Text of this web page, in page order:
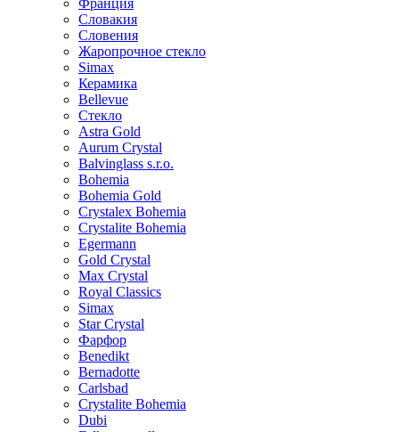
Франция
Словакия
Словения
Жаропрочное стекло
Simax
Керамика
Bellevue
Стекло
Astra Gold
Aurum Crystal
Balvinglass s.r.o.
Bohemia
Bohemia Gold
Crystalex Bohemia
Crystalite Bohemia
Egermann
Gold Crystal
Max Crystal
Royal Classics
Simax
Star Crystal
Фарфор
Benedikt
Bernadotte
Carlsbad
Crystalite Bohemia
Dubi